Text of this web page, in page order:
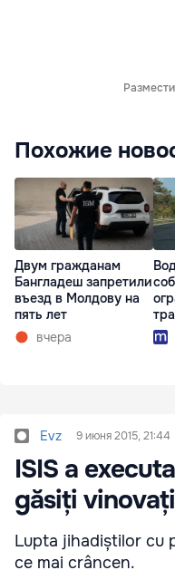
Похожие
Двум гражданам
Бангладеш запретили
въезд в Молдову на
пять лет
вчера
Evz 9 июня 2015, 21:44
ISIS a
găsiți
Lupta jihadiștilor cu
ce mai crâncen.